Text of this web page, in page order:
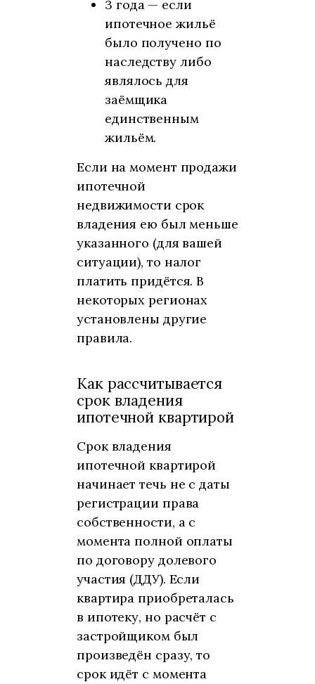
3 года — если
ипотечное жильё
было получено по
наследству либо
являлось для
заёмщика
единственным
жильём.
Если на момент продажи
ипотечной
недвижимости срок
владения ею был меньше
указанного (для вашей
ситуации), то налог
платить придётся. В
некоторых регионах
установлены другие
правила.
Как рассчитывается
срок владения
ипотечной квартирой
Срок владения
ипотечной квартирой
начинает течь не с даты
регистрации права
собственности, а с
момента полной оплаты
по договору долевого
участия (ДДУ). Если
квартира приобреталась
в ипотеку, но расчёт с
застройщиком был
произведён сразу, то
срок идёт с момента